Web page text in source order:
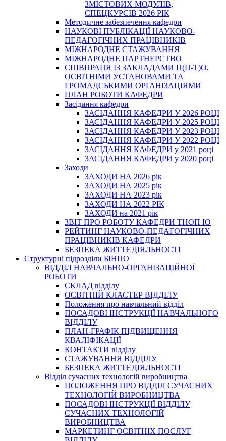
ЗМІСТОВИХ МОДУЛІВ,
СПЕЦКУРСІВ 2026 РІК
Методичне забезпечення кафедри
НАУКОВІ ПУБЛІКАЦІЇ НАУКОВО-
ПЕДАГОГІЧНИХ ПРАЦІВНИКІВ
МІЖНАРОДНЕ СТАЖУВАННЯ
МІЖНАРОДНЕ ПАРТНЕРСТВО
СПІВПРАЦЯ ІЗ ЗАКЛАДАМИ П(П-Т)О,
ОСВІТНІМИ УСТАНОВАМИ ТА
ГРОМАДСЬКИМИ ОРГАНІЗАЦІЯМИ
ПЛАН РОБОТИ КАФЕДРИ
Засідання кафедри
ЗАСІДАННЯ КАФЕДРИ У 2026 РОЦІ
ЗАСІДАННЯ КАФЕДРИ У 2025 РОЦІ
ЗАСІДАННЯ КАФЕДРИ У 2023 РОЦІ
ЗАСІДАННЯ КАФЕДРИ У 2022 РОЦІ
ЗАСІДАННЯ КАФЕДРИ у 2021 році
ЗАСІДАННЯ КАФЕДРИ у 2020 році
Заходи
ЗАХОДИ НА 2026 рік
ЗАХОДИ НА 2025 рік
ЗАХОДИ НА 2023 рік
ЗАХОДИ НА 2022 РІК
ЗАХОДИ на 2021 рік
3BIT ПРО РОБОТУ КАФЕДРИ ТНОП ІО
РЕЙТИНГ НАУКОВО-ПЕДАГОГІЧНИХ
ПРАЦІВНИКІВ КАФЕДРИ
БЕЗПЕКА ЖИТТЄДІЯЛЬНОСТІ
Структурні підрозділи БІНПО
ВІДДІЛ НАВЧАЛЬНО-ОРГАНІЗАЦІЙНОЇ
РОБОТИ
СКЛАД відділу
ОСВІТНІЙ КЛАСТЕР ВІДДІЛУ
Положення про навчальний вiддiл
ПОСАДОВІ ІНСТРУКЦІЇ НАВЧАЛЬНОГО
ВІДДІЛУ
ПЛАН-ГРАФІК ПІДВИЩЕННЯ
КВАЛІФІКАЦІЇ
КОНТАКТИ відділу
СТАЖУВАННЯ ВІДДІЛУ
БЕЗПЕКА ЖИТТЄДІЯЛЬНОСТІ
Відділ сучасних технологій виробництва
ПОЛОЖЕННЯ ПРО ВІДДІЛ СУЧАСНИХ
ТЕХНОЛОГІЙ ВИРОБНИЦТВА
ПОСАДОВІ ІНСТРУКЦІЇ ВІДДІЛУ
СУЧАСНИХ ТЕХНОЛОГІЙ
ВИРОБНИЦТВА
МАРКЕТИНГ ОСВІТНІХ ПОСЛУГ